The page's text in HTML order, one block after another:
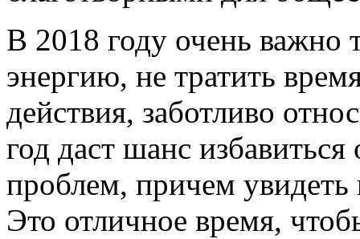
В 2018 году очень важно
энергию, не тратить
действия, заботливо
год даст шанс
проблем, причем
Это отличное время,